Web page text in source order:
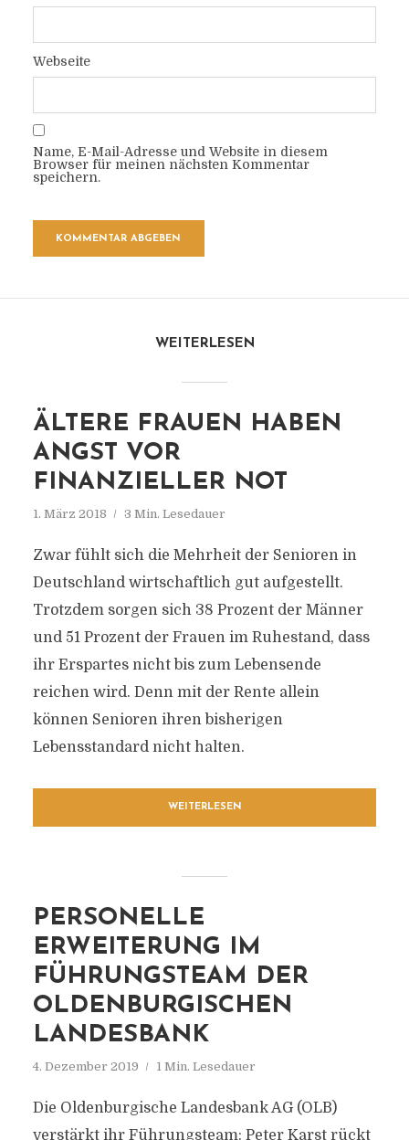
Webseite
Name, E-Mail-Adresse und Website in diesem
Browser für meinen nächsten Kommentar
speichern.
WEITERLESEN
ÄLTERE FRAUEN HABEN
ANGST VOR
FINANZIELLER NOT
1. März 2018 3 Min. Lesedauer
Zwar fühlt sich die Mehrheit der Senioren in
Deutschland wirtschaftlich gut aufgestellt.
Trotzdem sorgen sich 38 Prozent der Männer
und 51 Prozent der Frauen im Ruhestand, dass
ihr Erspartes nicht bis zum Lebensende
reichen wird. Denn mit der Rente allein
können Senioren ihren bisherigen
Lebensstandard nicht halten.
WEITERLESEN
PERSONELLE
ERWEITERUNG IM
FÜHRUNGSTEAM DER
OLDENBURGISCHEN
LANDESBANK
4. Dezember 2019 1 Min. Lesedauer
Die Oldenburgische Landesbank AG (OLB)
verstärkt ihr Führungsteam: Peter Karst rückt